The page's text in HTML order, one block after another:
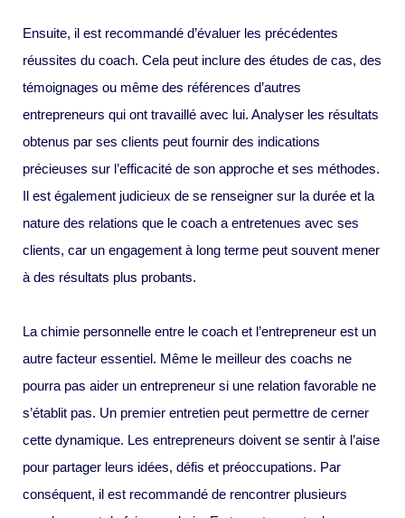
Ensuite, il est recommandé d’évaluer les précédentes
réussites du coach. Cela peut inclure des études de cas, des
témoignages ou même des références d’autres
entrepreneurs qui ont travaillé avec lui. Analyser les résultats
obtenus par ses clients peut fournir des indications
précieuses sur l’efficacité de son approche et ses méthodes.
Il est également judicieux de se renseigner sur la durée et la
nature des relations que le coach a entretenues avec ses
clients, car un engagement à long terme peut souvent mener
à des résultats plus probants.
La chimie personnelle entre le coach et l’entrepreneur est un
autre facteur essentiel. Même le meilleur des coachs ne
pourra pas aider un entrepreneur si une relation favorable ne
s’établit pas. Un premier entretien peut permettre de cerner
cette dynamique. Les entrepreneurs doivent se sentir à l’aise
pour partager leurs idées, défis et préoccupations. Par
conséquent, il est recommandé de rencontrer plusieurs